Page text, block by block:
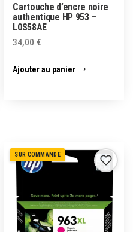
Cartouche d’encre noire
authentique HP 953 –
L0S58AE
34,00 €
Ajouter au panier
SUR COMMANDE